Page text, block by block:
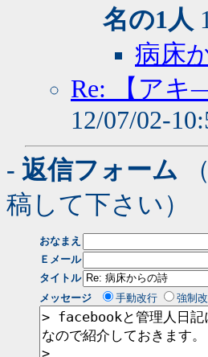
名の1人
病床
Re: 【アキ
12/07/02-
- 返信フォーム
稿して下さい）
おなまえ
Ｅメール
タイトル
メッセージ
手動改行 強制